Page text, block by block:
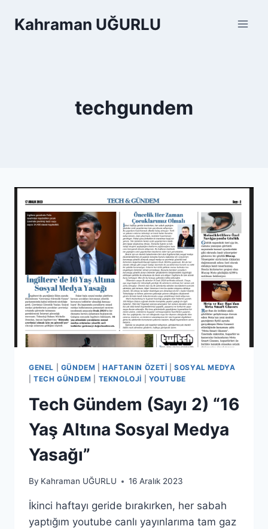
Kahraman UĞURLU
techgundem
GENEL GÜNDEM |HAFTANIN ÖZETI |SOSYAL MEDYA
|TECH GÜNDEM TEKNOLOJI YOUTUBE
Tech Gündem (Sayı 2) “16
Yaş Altına Sosyal Medya
Yasağı”
By Kahraman UĞURLU 16 Aralık 2023
İkinci haftayı geride bırakırken, her sabah
yaptığım youtube canlı yayınlarıma tam gaz